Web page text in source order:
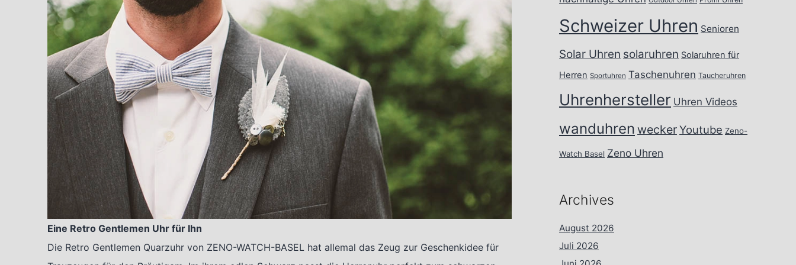
Eine Retro Gentlemen Uhr für Ihn
Die Retro Gentlemen Quarzuhr von ZENO-WATCH-BASEL hat allemal das Zeug zur Geschenkidee für
Schweizer Uhren Senioren
Solar Uhren solaruhren Solaruhren für
Herren Sportuhren Taschenuhren Taucheruhren
Uhrenhersteller Uhren Videos
wanduhren weckerYoutube Zeno-
Watch Basel Zeno Uhren
Archives
August 2026
Juli 2026